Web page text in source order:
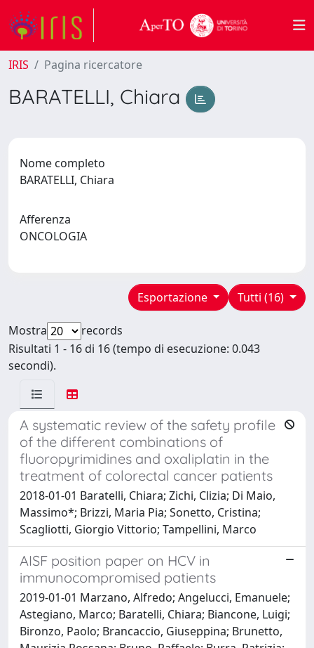
IRIS Pagina ricercatore
BARATELLI, Chiara
Nome completo
BARATELLI, Chiara
Afferenza
ONCOLOGIA
Tutti (16)
Esportazione
Mostra
records
Risultati 1 - 16 di 16 (tempo di esecuzione: 0.043
secondi).
A systematic review of the safety profile
of the different combinations of
fluoropyrimidines and oxaliplatin in the
treatment of colorectal cancer patients
2018-01-01 Baratelli, Chiara; Zichi, Clizia; Di Maio,
Massimo*; Brizzi, Maria Pia; Sonetto, Cristina;
Scagliotti, Giorgio Vittorio; Tampellini, Marco
AISF position paper on HCV in
immunocompromised patients
2019-01-01 Marzano, Alfredo; Angelucci, Emanuele;
Astegiano, Marco; Baratelli, Chiara; Biancone, Luigi;
Bironzo, Paolo; Brancaccio, Giuseppina; Brunetto,